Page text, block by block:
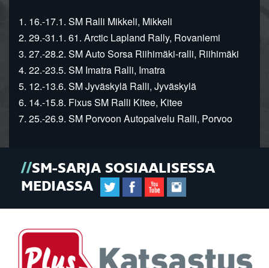
1. 16.-17.1. SM Ralli Mikkeli, Mikkeli
2. 29.-31.1. 61. Arctic Lapland Rally, Rovaniemi
3. 27.-28.2. SM Auto Sorsa Riihimäki-ralli, Riihimäki
4. 22.-23.5. SM Imatra Ralli, Imatra
5. 12.-13.6. SM Jyväskylä Ralli, Jyväskylä
6. 14.-15.8. Fixus SM Ralli Kitee, Kitee
7. 25.-26.9. SM Porvoon Autopalvelu Ralli, Porvoo
SM-SARJA SOSIAALISESSA
MEDIASSA